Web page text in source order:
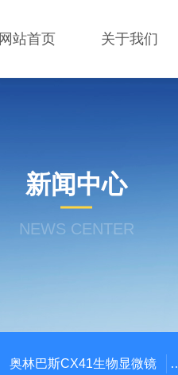
网站首页 关于我们
新闻中心
NEWS CENTER
奥林巴斯CX41生物显微镜